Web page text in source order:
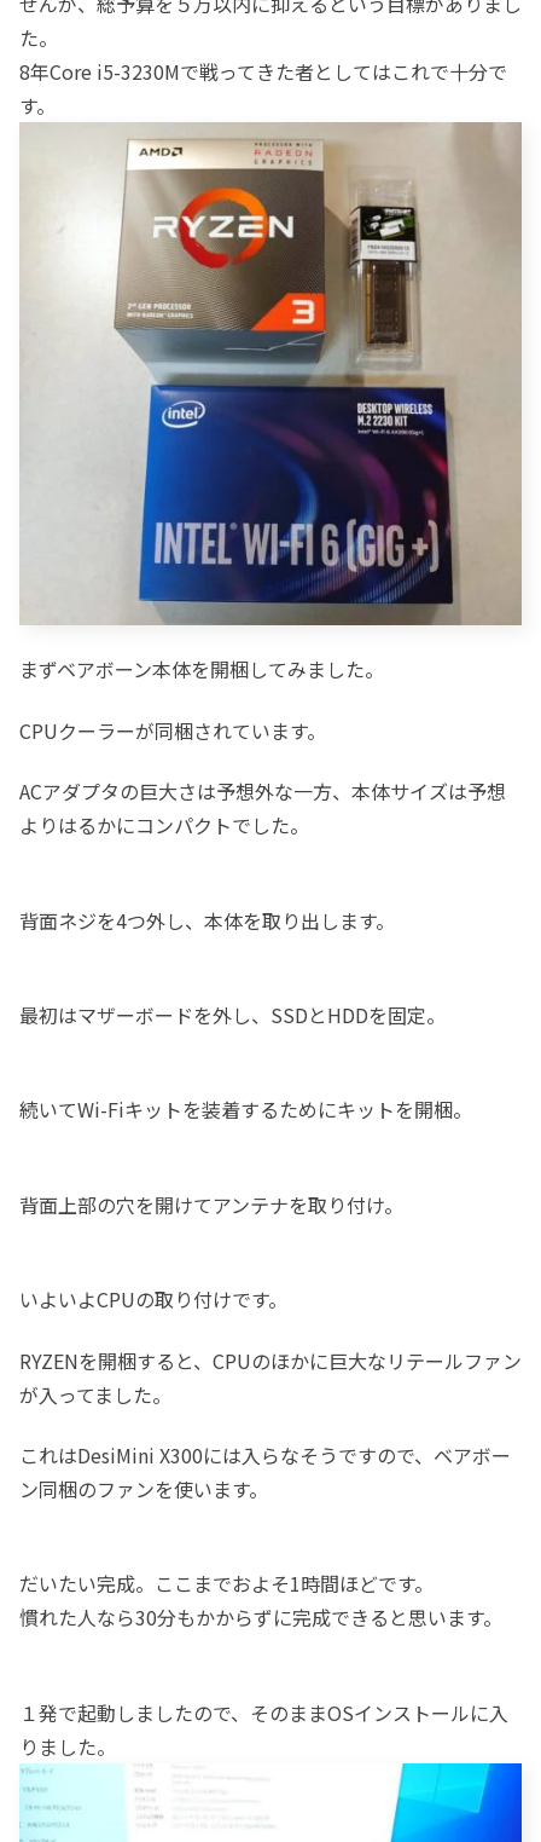
た。
8年Core i5-3230Mで戦ってきた者としてはこれで十分で
す。
まずベアボーン本体を開梱してみました。
CPUクーラーが同梱されています。
ACアダプタの巨大さは予想外な一方、本体サイズは予想
よりはるかにコンパクトでした。
背面ネジを4つ外し、本体を取り出します。
最初はマザーボードを外し、SSDとHDDを固定。
続いてWi-Fiキットを装着するためにキットを開梱。
背面上部の穴を開けてアンテナを取り付け。
いよいよCPUの取り付けです。
RYZENを開梱すると、CPUのほかに巨大なリテールファン
が入ってました。
これはDesiMini X300には入らなそうですので、ベアボー
ン同梱のファンを使います。
だいたい完成。ここまでおよそ1時間ほどです。
慣れた人なら30分もかからずに完成できると思います。
１発で起動しましたので、そのままOSインストールに入
りました。